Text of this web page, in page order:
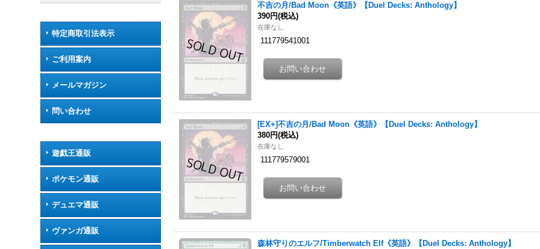
特定商取引法表示
ご利用案内
メールマガジン
問い合わせ
遊戯王通販
ポケモン通販
デュエマ通販
ヴァンガ通販
不吉の月/Bad Moon《英語》【Duel Decks: Anthology】
390円(税込)
在庫なし
111779541001
[EX+]不吉の月/Bad Moon《英語》【Duel Decks: Anthology】
380円(税込)
在庫なし
111779579001
森林守りのエルフ/Timberwatch Elf《英語》【Duel Decks: Anthology】